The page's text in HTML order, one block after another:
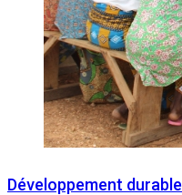
Développement durable